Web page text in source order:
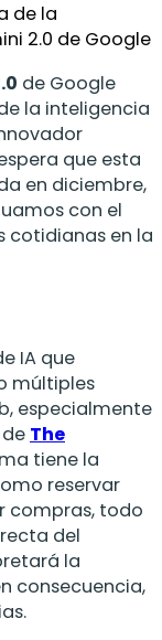
de la
2.0 de Google
de Google
la inteligencia
que esta
en diciembre,
con el
cotidianas en la
IA que
múltiples
especialmente
The
tiene la
reservar
compras, todo
del
la
consecuencia,